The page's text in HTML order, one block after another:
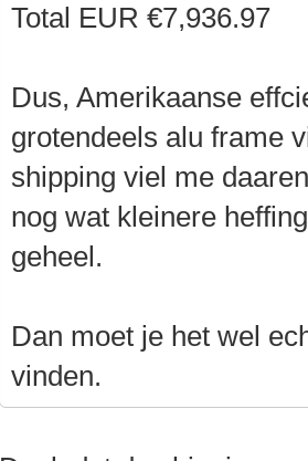
Total EUR €7,936.97
Dus, Amerikaanse
grotendeels alu frame
shipping viel me
nog wat kleinere
geheel.
Dan moet je het wel
vinden.